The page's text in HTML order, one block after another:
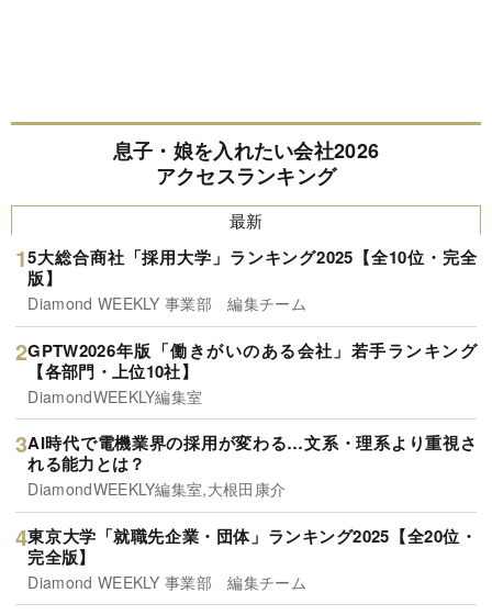
息子・娘を入れたい会社2026
アクセスランキング
最新
5大総合商社「採用大学」ランキング2025【全10位・完全
版】
Diamond WEEKLY 事業部 編集チーム
GPTW2026年版「働きがいのある会社」若手ランキング
【各部門・上位10社】
DiamondWEEKLY編集室
AI時代で電機業界の採用が変わる…文系・理系より重視さ
れる能力とは？
DiamondWEEKLY編集室,大根田康介
東京大学「就職先企業・団体」ランキング2025【全20位・
完全版】
Diamond WEEKLY 事業部 編集チーム